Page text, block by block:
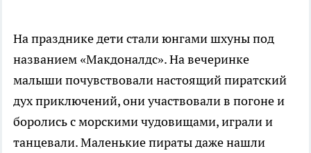
На празднике дети стали юнгами шхуны под
названием «Макдоналдс». На вечеринке
малыши почувствовали настоящий пиратский
дух приключений, они участвовали в погоне и
боролись с морскими чудовищами, играли и
танцевали. Маленькие пираты даже нашли